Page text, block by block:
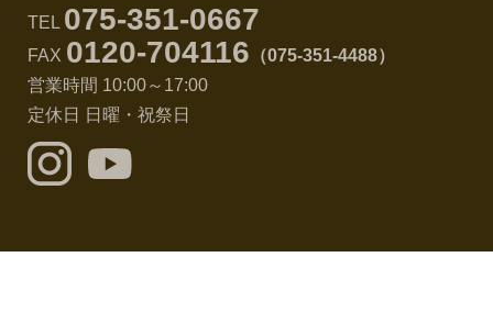
TEL 075-351-0667
FAX 0120-704116 （075-351-4488）
営業時間 10:00～17:00
定休日 日曜・祝祭日